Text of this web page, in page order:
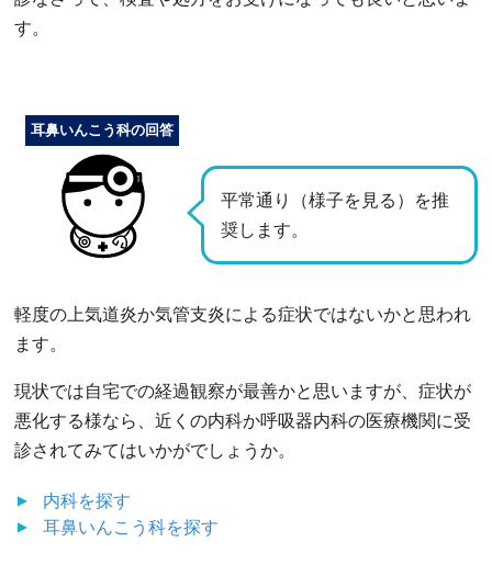
す。
平常通り（様子を見る）を推
奨します。
耳鼻いんこう科の回答
軽度の上気道炎か気管支炎による症状ではないかと思われ
ます。
現状では自宅での経過観察が最善かと思いますが、症状が
悪化する様なら、近くの内科か呼吸器内科の医療機関に受
診されてみてはいかがでしょうか。
内科を探す
耳鼻いんこう科を探す